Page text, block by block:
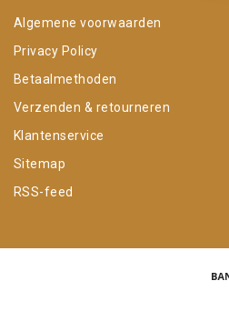
Algemene voorwaarden
Privacy Policy
Betaalmethoden
Verzenden & retourneren
Klantenservice
Sitemap
RSS-feed